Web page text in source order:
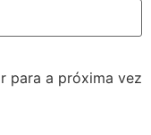
para a próxima vez